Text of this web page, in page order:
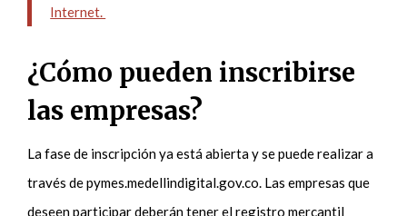
Internet.
¿Cómo pueden inscribirse
las empresas?
La fase de inscripción ya está abierta y se puede realizar a
través de pymes.medellindigital.gov.co. Las empresas que
deseen participar deberán tener el registro mercantil